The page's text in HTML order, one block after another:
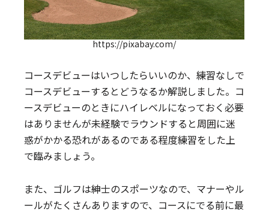
https://pixabay.com/
コースデビューはいつしたらいいのか、練習なしで
コースデビューするとどうなるか解説しました。コ
ースデビューのときにハイレベルになっておく必要
はありませんが未経験でラウンドすると周囲に迷
惑がかかる恐れがあるのである程度練習をした上
で臨みましょう。
また、ゴルフは紳士のスポーツなので、マナーやル
ールがたくさんありますので、コースにでる前に最